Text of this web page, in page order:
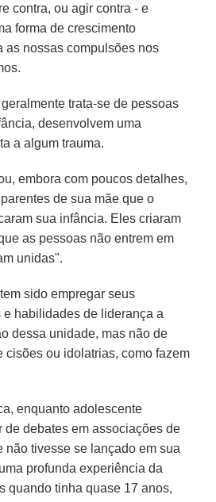
contra, ou agir contra - e
forma de crescimento
as nossas compulsões nos
trata-se de pessoas
desenvolvem uma
a algum trauma.
embora com poucos detalhes,
de sua mãe que o
sua infância. Eles criaram
as pessoas não entrem em
unidas".
sido empregar seus
habilidades de liderança a
dessa unidade, mas não de
cisões ou idolatrias, como fazem
enquanto adolescente
de debates em associações de
não tivesse se lançado em sua
profunda experiência da
quando tinha quase 17 anos,